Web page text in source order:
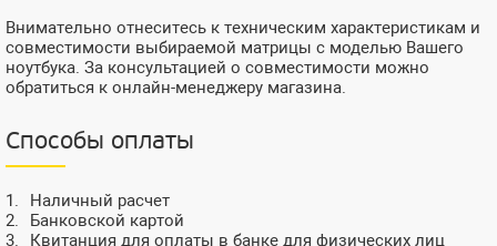
Внимательно отнеситесь к техническим характеристикам и
совместимости выбираемой матрицы с моделью Вашего
ноутбука. За консультацией о совместимости можно
обратиться к онлайн-менеджеру магазина.
Способы оплаты
Наличный расчет
Банковской картой
Квитанция для оплаты в банке для физических лиц